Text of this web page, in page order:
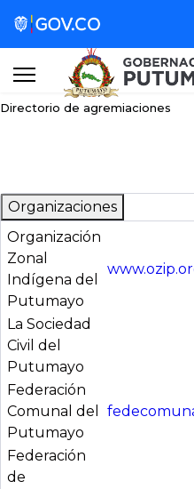
de
Participa
Buscar...
+57 (608) 4201515
Lunes a Viernes
Directorio de agremiaciones
Organizaciones
Organización
Zonal
Indígena del
Putumayo
La Sociedad
Civil del
Putumayo
Federación
Comunal del
Putumayo
Federación
de